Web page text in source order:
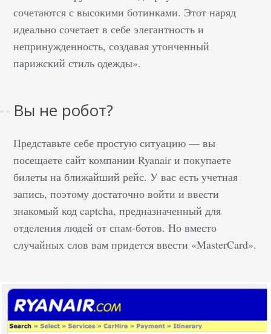
сочетаются с высокими ботинками. Этот наряд
идеально сочетает в себе элегантность и
непринужденность, создавая утонченный
парижский стиль одежды».
Вы не робот?
Представьте себе простую ситуацию — вы
посещаете сайт компании Ryanair и покупаете
билеты на ближайший рейс. У вас есть учетная
запись, поэтому достаточно войти и ввести
знакомый код captcha, предназначенный для
отделения людей от спам-ботов. Но вместо
случайных слов вам придется ввести «MasterCard».